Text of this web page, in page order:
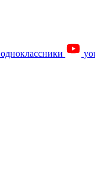
одноклассники